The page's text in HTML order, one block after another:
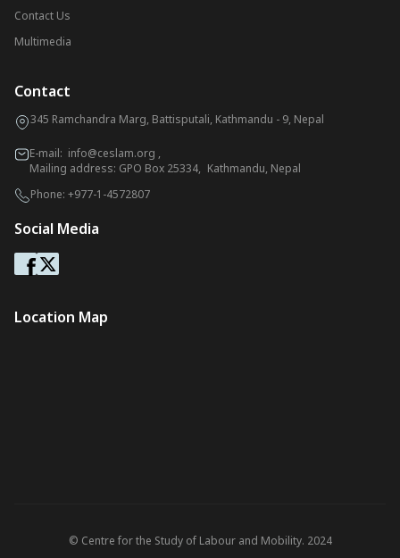
Contact Us
Multimedia
Contact
345 Ramchandra Marg, Battisputali, Kathmandu - 9, Nepal
E-mail: info@ceslam.org ,
Mailing address: GPO Box 25334, Kathmandu, Nepal
Phone: +977-1-4572807
Social Media
Location Map
© Centre for the Study of Labour and Mobility. 2024